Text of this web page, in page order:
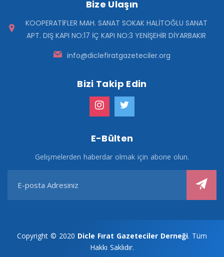
Bize Ulaşın
KOOPERATİFLER MAH. SANAT SOKAK HALİTOĞLU SANAT
APT. DIŞ KAPI NO:17 İÇ KAPI NO:3 YENİŞEHİR DİYARBAKIR
info@diclefiratgazeteciler.org
Bizi Takip Edin
E-Bülten
Gelişmelerden haberdar olmak için abone olun.
Copyright © 2020 Dicle Fırat Gazeteciler Derneği. Tüm
Hakkı Saklıdır.